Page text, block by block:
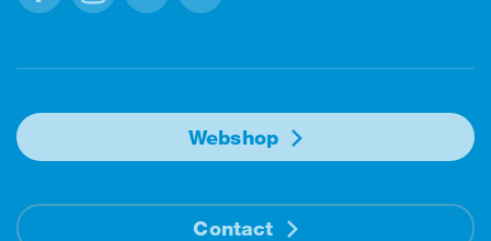
Webshop
Contact